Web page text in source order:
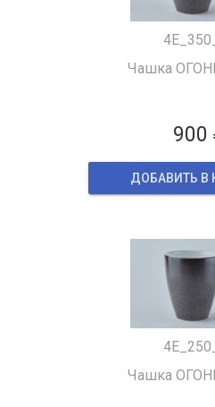
Чашка
900
ДОБАВИТЬ В
Чашка